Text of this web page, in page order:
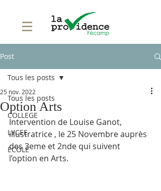
Post
Tous les posts
COLLEGE
LYCEE
ECOLE
Tous les posts
Option Arts
25 nov. 2022
Intervention de Louise Ganot,
illustratrice , le 25 Novembre auprès
des 3eme et 2nde qui suivent
l’option en Arts.